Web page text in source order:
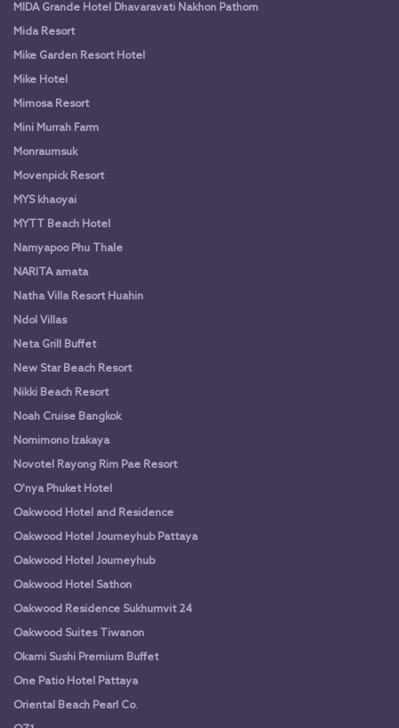
MIDA Grande Hotel Dhavaravati Nakhon Pathom
Mida Resort
Mike Garden Resort Hotel
Mike Hotel
Mimosa Resort
Mini Murrah Farm
Monraumsuk
Movenpick Resort
MYS khaoyai
MYTT Beach Hotel
Namyapoo Phu Thale
NARITA amata
Natha Villa Resort Huahin
Ndol Villas
Neta Grill Buffet
New Star Beach Resort
Nikki Beach Resort
Noah Cruise Bangkok
Nomimono Izakaya
Novotel Rayong Rim Pae Resort
O'nya Phuket Hotel
Oakwood Hotel and Residence
Oakwood Hotel Journeyhub Pattaya
Oakwood Hotel Journeyhub
Oakwood Hotel Sathon
Oakwood Residence Sukhumvit 24
Oakwood Suites Tiwanon
Okami Sushi Premium Buffet
One Patio Hotel Pattaya
Oriental Beach Pearl Co.